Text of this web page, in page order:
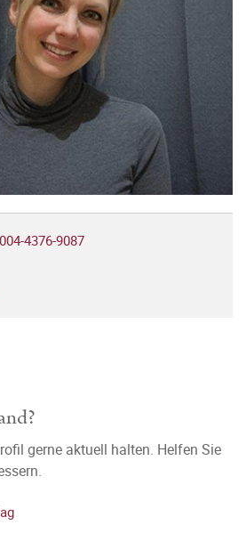
4376-9087
gerne aktuell halten. Helfen Sie